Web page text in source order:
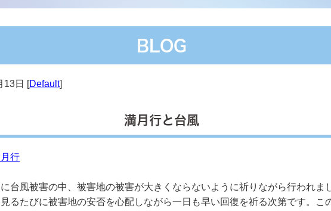
BLOG
13日 [Default]
満月行と台風
行
台風被害の中、被害地の被害が大きくならないように祈りながら行われま
るたびに被害地の安否を心配しながら一日も早い回復を祈る次第です。こ